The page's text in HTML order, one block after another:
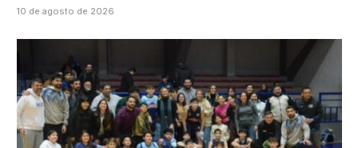
10 de agosto de 2026